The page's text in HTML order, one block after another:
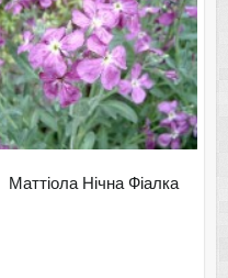
Маттіола Нічна Фіалка